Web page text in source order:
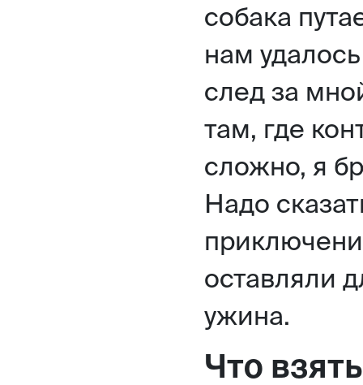
собака
нам
след за
там, где
сложно, я
Надо
оставляли
ужина.
Что